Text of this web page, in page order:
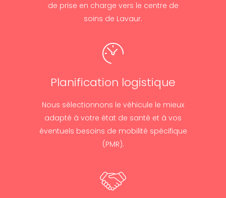
de prise en charge vers le centre de
soins de Lavaur.
Planification logistique
Nous sélectionnons le véhicule le mieux
adapté à votre état de santé et à vos
éventuels besoins de mobilité spécifique
(PMR).